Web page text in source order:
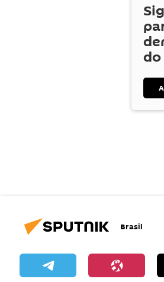
Brasil